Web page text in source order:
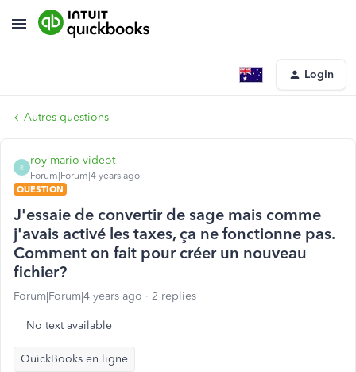
Login
Autres questions
R
roy-mario-videot
Forum|Forum|4 years ago
QUESTION
J'essaie de convertir de sage mais comme
j'avais activé les taxes, ça ne fonctionne pas.
Comment on fait pour créer un nouveau
fichier?
Forum|Forum|4 years ago 2 replies
No text available
QuickBooks en ligne